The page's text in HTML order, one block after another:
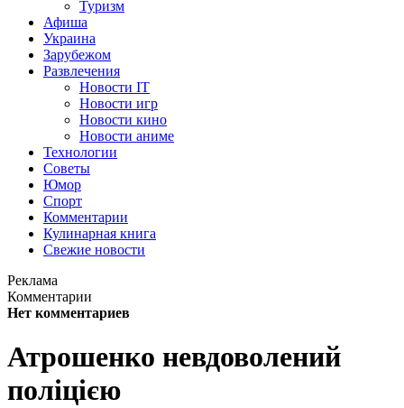
Туризм
Афиша
Украина
Зарубежом
Развлечения
Новости IT
Новости игр
Новости кино
Новости аниме
Технологии
Советы
Юмор
Спорт
Комментарии
Кулинарная книга
Свежие новости
Реклама
Комментарии
Нет комментариев
Атрошенко невдоволений
поліцією